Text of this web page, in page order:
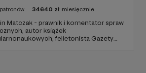
patronów 34640 zł miesięcznie
Matczak - prawnik i komentator spraw
autor książek
felietonista Gazety